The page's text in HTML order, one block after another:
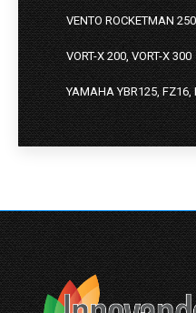
VENTO ROCKETMAN
VORT-X 200, VORT-X 300
YAMAHA YBR125, FZ16,